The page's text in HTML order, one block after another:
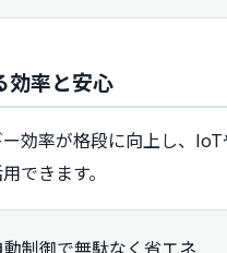
効率と安心
効率が格段に向上し、
できます。